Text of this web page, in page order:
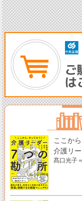
ここか
介護リ
髙口光子